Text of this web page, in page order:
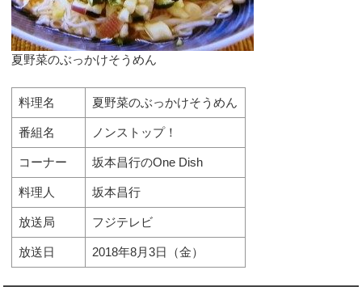
夏野菜のぶっかけそうめん
料理名 夏野菜のぶっかけそうめん
番組名 ノンストップ！
コーナー 坂本昌行のOne Dish
料理人 坂本昌行
放送局 フジテレビ
放送日 2018年8月3日（金）